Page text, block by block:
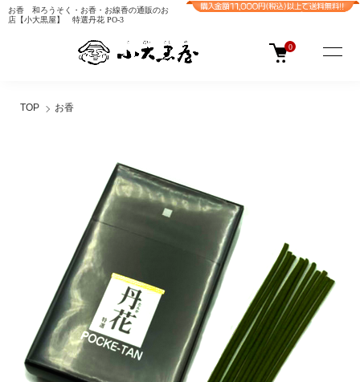
お香 和ろうそく・お香・お線香の通販のお
店【小大黒屋】 特選丹花 PO-3
0
TOP お香